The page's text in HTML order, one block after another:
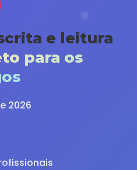
e leitura
para os
2026